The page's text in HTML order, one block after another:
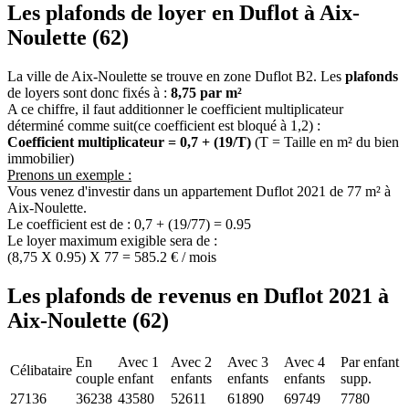
Les plafonds de loyer en Duflot à Aix-
Noulette (62)
La ville de Aix-Noulette se trouve en zone Duflot B2. Les plafonds
de loyers sont donc fixés à : 8,75 par m²
A ce chiffre, il faut additionner le coefficient multiplicateur
déterminé comme suit(ce coefficient est bloqué à 1,2) :
Coefficient multiplicateur = 0,7 + (19/T) (T = Taille en m² du bien
immobilier)
Prenons un exemple :
Vous venez d'investir dans un appartement Duflot 2021 de 77 m² à
Aix-Noulette.
Le coefficient est de : 0,7 + (19/77) = 0.95
Le loyer maximum exigible sera de :
(8,75 X 0.95) X 77 = 585.2 € / mois
Les plafonds de revenus en Duflot 2021 à
Aix-Noulette (62)
Célibataire
En
couple
Avec 1
enfant
Avec 2
enfants
Avec 3
enfants
Avec 4
enfants
Par enfant
supp.
27136
36238 43580 52611 61890 69749
7780